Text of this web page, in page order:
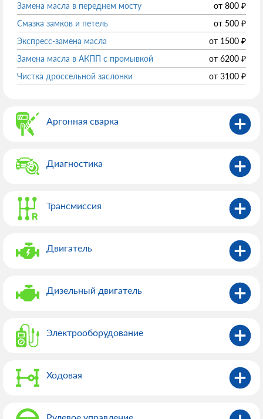
Замена масла в переднем мосту
от 800 ₽
Смазка замков и петель
от 500 ₽
Экспресс-замена масла
от 1500 ₽
Замена масла в АКПП с промывкой
от 6200 ₽
Чистка дроссельной заслонки
от 3100 ₽
Аргонная сварка
Диагностика
Трансмиссия
Двигатель
Дизельный двигатель
Электрооборудованиe
Ходовая